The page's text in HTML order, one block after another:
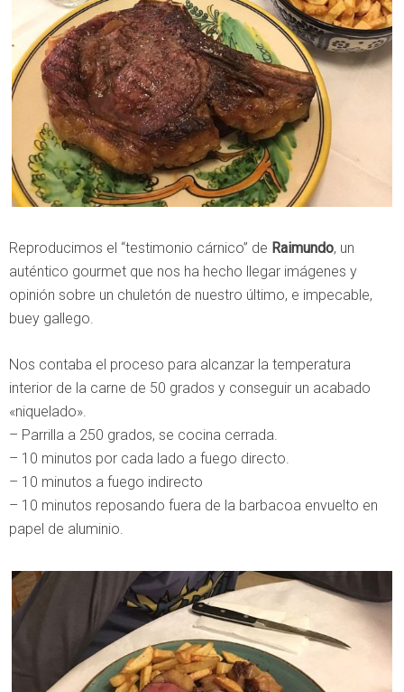
Reproducimos el “testimonio cárnico” de Raimundo, un
auténtico gourmet que nos ha hecho llegar imágenes y
opinión sobre un chuletón de nuestro último, e impecable,
buey gallego.
Nos contaba el proceso para alcanzar la temperatura
interior de la carne de 50 grados y conseguir un acabado
«niquelado».
– Parrilla a 250 grados, se cocina cerrada.
– 10 minutos por cada lado a fuego directo.
– 10 minutos a fuego indirecto
– 10 minutos reposando fuera de la barbacoa envuelto en
papel de aluminio.